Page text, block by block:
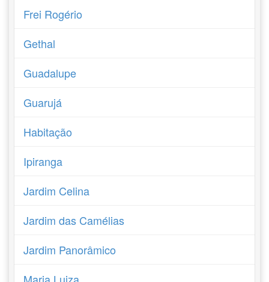
Frei Rogério
Gethal
Guadalupe
Guarujá
Habitação
Ipiranga
Jardim Celina
Jardim das Camélias
Jardim Panorâmico